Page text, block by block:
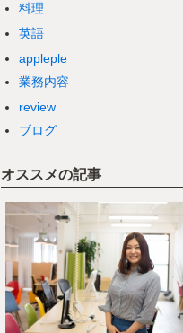
料理
英語
appleple
業務内容
review
ブログ
オススメの記事